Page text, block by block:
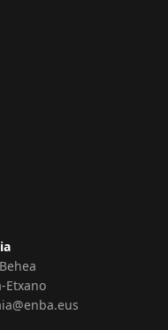
Etxano